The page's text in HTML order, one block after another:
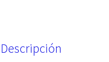
Descripción